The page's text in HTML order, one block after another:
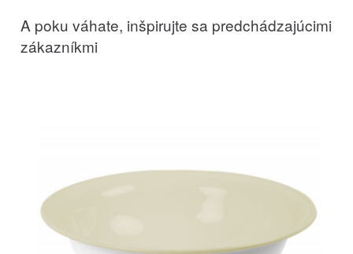
A poku váhate, inšpirujte sa predchádzajúcimi
zákazníkmi